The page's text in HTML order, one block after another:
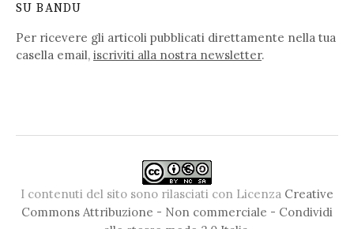
SU BANDU
Per ricevere gli articoli pubblicati direttamente nella tua
casella email, iscriviti alla nostra newsletter.
I contenuti del sito sono rilasciati con Licenza Creative
Commons Attribuzione - Non commerciale - Condividi